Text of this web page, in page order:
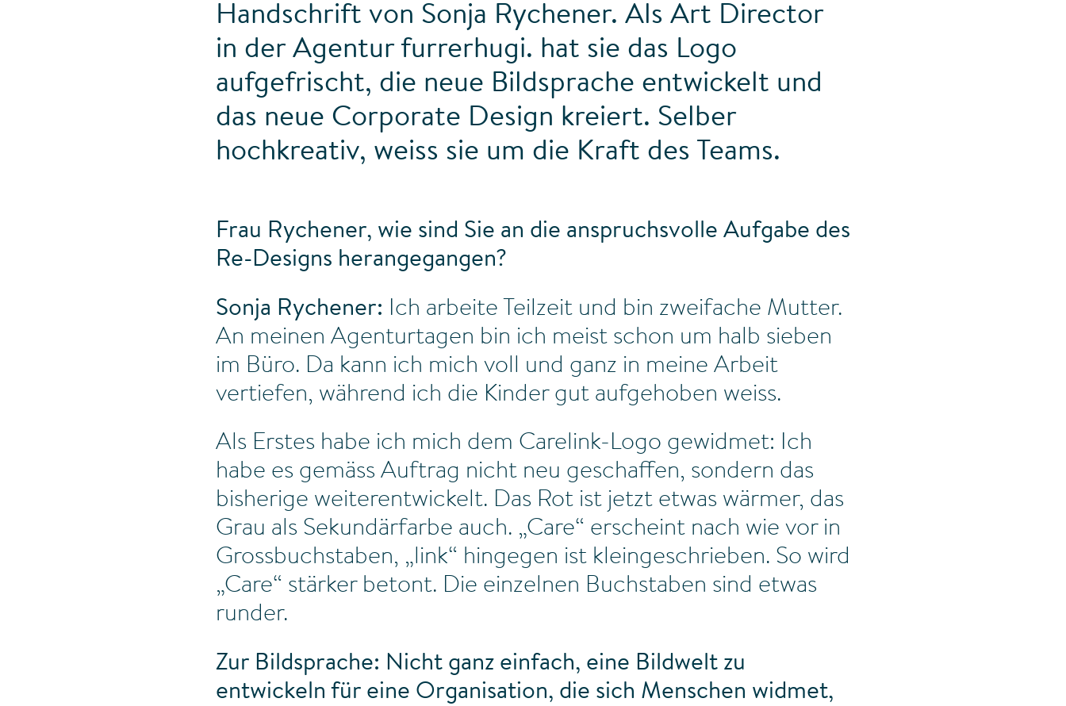
Handschrift von Sonja Rychener. Als Art Director
in der Agentur furrerhugi. hat sie das Logo
aufgefrischt, die neue Bildsprache entwickelt und
das neue Corporate Design kreiert. Selber
hochkreativ, weiss sie um die Kraft des Teams.
Frau Rychener, wie sind Sie an die anspruchsvolle Aufgabe des
Re-Designs herangegangen?
Sonja Rychener: Ich arbeite Teilzeit und bin zweifache Mutter.
An meinen Agenturtagen bin ich meist schon um halb sieben
im Büro. Da kann ich mich voll und ganz in meine Arbeit
vertiefen, während ich die Kinder gut aufgehoben weiss.
Als Erstes habe ich mich dem Carelink-Logo gewidmet: Ich
habe es gemäss Auftrag nicht neu geschaffen, sondern das
bisherige weiterentwickelt. Das Rot ist jetzt etwas wärmer, das
Grau als Sekundärfarbe auch. „Care“ erscheint nach wie vor in
Grossbuchstaben, „link“ hingegen ist kleingeschrieben. So wird
„Care“ stärker betont. Die einzelnen Buchstaben sind etwas
runder.
Zur Bildsprache: Nicht ganz einfach, eine Bildwelt zu
entwickeln für eine Organisation, die sich Menschen widmet,